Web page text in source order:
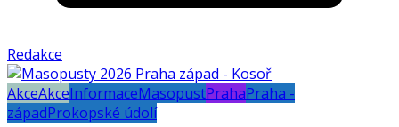
Redakce
AkceAkceInformaceMasopustPrahaPraha -
západProkopské údolí